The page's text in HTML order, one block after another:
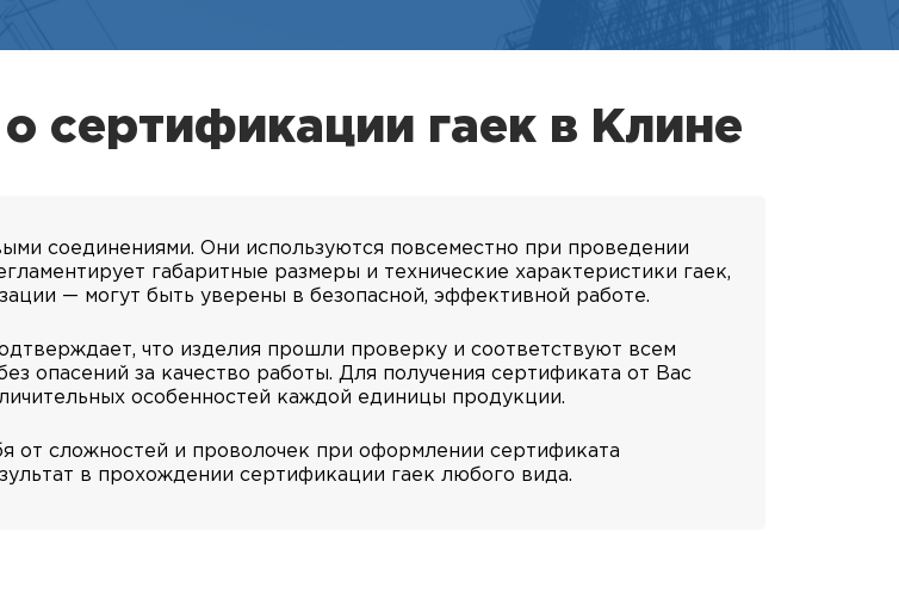
сертификации гаек в Клине
соединениями. Они используются повсеместно при проведении
габаритные размеры и технические характеристики гаек,
— могут быть уверены в безопасной, эффективной работе.
что изделия прошли проверку и соответствуют всем
опасений за качество работы. Для получения сертификата от Вас
особенностей каждой единицы продукции.
сложностей и проволочек при оформлении сертификата
в прохождении сертификации гаек любого вида.